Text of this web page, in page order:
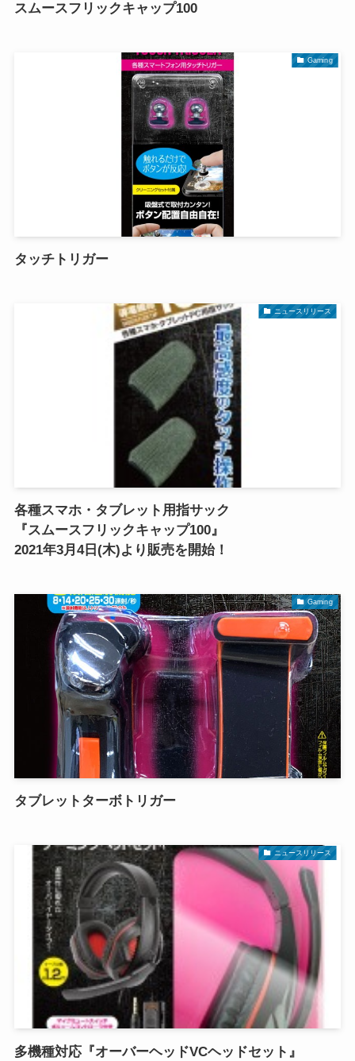
スムースフリックキャップ100
Gaming
タッチトリガー
ニュースリリース
各種スマホ・タブレット用指サック
『スムースフリックキャップ100』
2021年3月4日(木)より販売を開始！
Gaming
タブレットターボトリガー
ニュースリリース
多機種対応『オーバーヘッドVCヘッドセット』